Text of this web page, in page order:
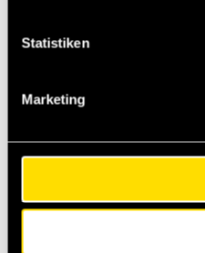
Statistiken
Marketing